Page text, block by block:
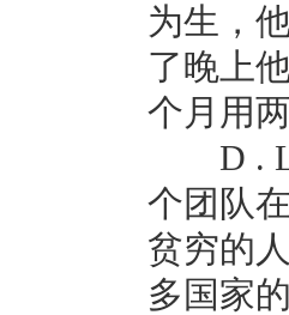
为生，
了晚上
个月用
D .
个团队
贫穷的
多国家